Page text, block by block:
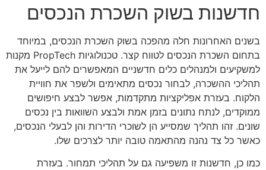
חדשנות בשוק השכרת הנכסים
בשנים האחרונות חלה מהפכה בשוק השכרת הנכסים, במיוחד
בתחום השכרת הנכסים לטווח קצר. טכנולוגיות PropTech מקנות
למשקיעים ולמנהלים כלים חדשניים המאפשרים להם לייעל את
תהליכי ההשכרה, לבחור נכסים מתאימים ולשפר את חוויית
הלקוח. בעזרת אפליקציות מתקדמות, אפשר לבצע חיפושים
ממוקדים, לנתח נתונים בזמן אמת ולבצע השוואות בין נכסים
שונים. זהו תהליך שמסייע הן לשוכרי הדירות והן לבעלי הנכסים,
כאשר כל צד נהנה מהתאמה טובה יותר לצרכים שלו.
כמו כן, חדשנות זו משפיעה גם על תהליכי תמחור. בעזרת